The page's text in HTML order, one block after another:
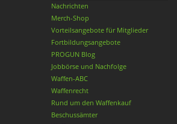
Nachrichten
Merch-Shop
Vorteilsangebote für Mitglieder
Fortbildungsangebote
PROGUN Blog
Jobbörse und Nachfolge
Waffen-ABC
Waffenrecht
Rund um den Waffenkauf
Beschussämter